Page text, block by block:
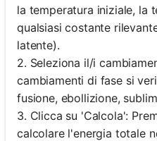
la temperatura iniziale, la
qualsiasi costante
latente).
2. Seleziona il/i
cambiamenti di fase si
fusione, ebollizione,
3. Clicca su 'Calcola':
calcolare l'energia totale